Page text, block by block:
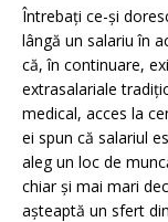
Întrebați ce-și
lângă un salariu în
că, în continuare,
extrasalariale
medical, acces la
ei spun că salariul
aleg un loc de
chiar și mai mari
așteaptă un sfert